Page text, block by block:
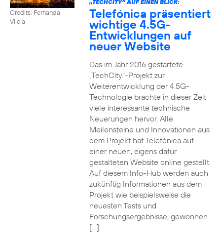
Credits: Fernanda
Vilela
„TECHCITY“ AUF EINEN BLICK:
Telefónica präsentiert
wichtige 4.5G-
Entwicklungen auf
neuer Website
Das im Jahr 2016 gestartete
„TechCity“-Projekt zur
Weiterentwicklung der 4.5G-
Technologie brachte in dieser Zeit
viele interessante technische
Neuerungen hervor. Alle
Meilensteine und Innovationen aus
dem Projekt hat Telefónica auf
einer neuen, eigens dafür
gestalteten Website online gestellt.
Auf diesem Info-Hub werden auch
zukünftig Informationen aus dem
Projekt wie beispielsweise die
neuesten Tests und
Forschungsergebnisse, gewonnen
[…]